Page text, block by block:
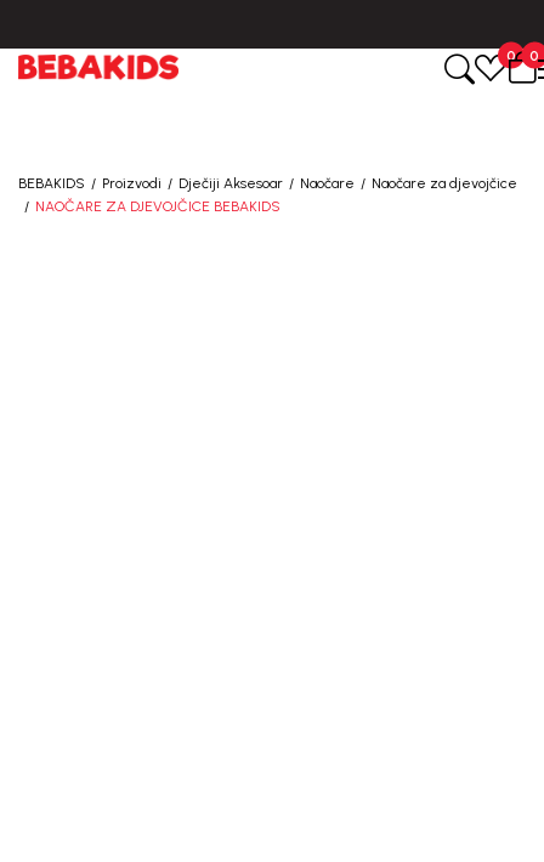
0 0
BEBAKIDS Proizvodi Dječiji Aksesoar Naočare
Naočare za djevojčice
NAOČARE ZA DJEVOJČICE BEBAKIDS